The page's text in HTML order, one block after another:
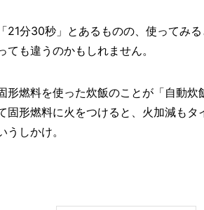
21分30秒」とあるものの、使ってみ
も違うのかもしれません。
燃料を使った炊飯のことが「自動炊
固形燃料に火をつけると、火加減も
しかけ。